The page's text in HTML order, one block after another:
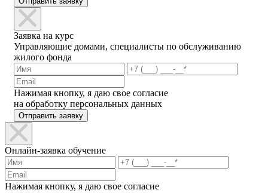
Заявка на курс
Управляющие домами, специалисты по обслуживанию
жилого фонда
Нажимая кнопку, я даю свое согласие
на обработку персональных данных
Отправить заявку
Онлайн-заявка обучение
Нажимая кнопку, я даю свое согласие